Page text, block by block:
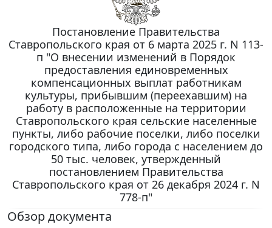
Постановление Правительства
Ставропольского края от 6 марта 2025 г. N 113-
п "О внесении изменений в Порядок
предоставления единовременных
компенсационных выплат работникам
культуры, прибывшим (переехавшим) на
работу в расположенные на территории
Ставропольского края сельские населенные
пункты, либо рабочие поселки, либо поселки
городского типа, либо города с населением до
50 тыс. человек, утвержденный
постановлением Правительства
Ставропольского края от 26 декабря 2024 г. N
778-п"
Обзор документа